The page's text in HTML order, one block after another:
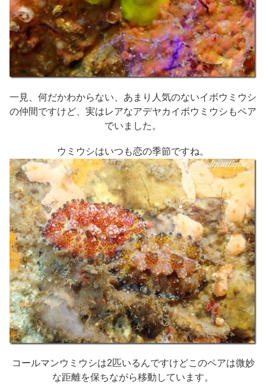
一見、何だかわからない、あまり人気のないイボウミウシ
の仲間ですけど、実はレアなアデヤカイボウミウシもペア
でいました。
ウミウシはいつも恋の季節ですね。
コールマンウミウシは2匹いるんですけどこのペアは微妙
な距離を保ちながら移動しています。